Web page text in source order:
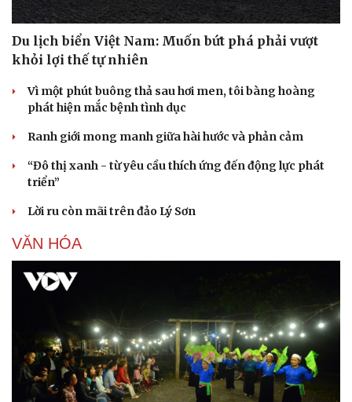
Du lịch biển Việt Nam: Muốn bứt phá phải vượt
Vì một phút buông thả sau hơi men, tôi bàng hoàng
phát hiện mắc bệnh tình dục
Ranh giới mong manh giữa hài hước và phản cảm
“Đô thị xanh - từ yêu cầu thích ứng đến động lực phát
triển”
Lời ru còn mãi trên đảo Lý Sơn